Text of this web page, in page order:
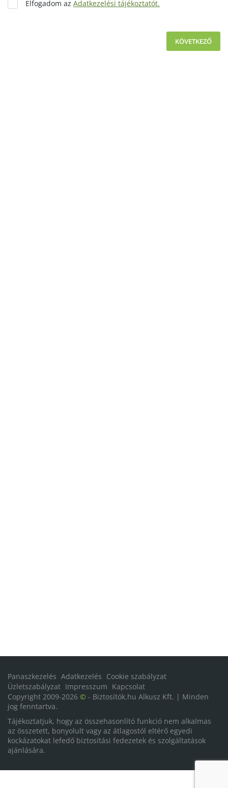
Elfogadom az Adatkezelési tájékoztatót.
KÖVETKEZŐ
Panaszkezelés Adatkezelés Cookie szabályzat
Üzletszabályzat Impresszum Kapcsolat
Copyright 2009-2026 © - Biztosítók.hu Alkusz Kft. | Minden
jog fenntartva.
Tájékoztatjuk, hogy az összehasonlító funkció nem alkalmas
az összetett, bonyolult vagy az átlagostól eltérő egyedi
kockázatokat lefedő biztosítási fedezetek és szolgáltatások
ajánlására.